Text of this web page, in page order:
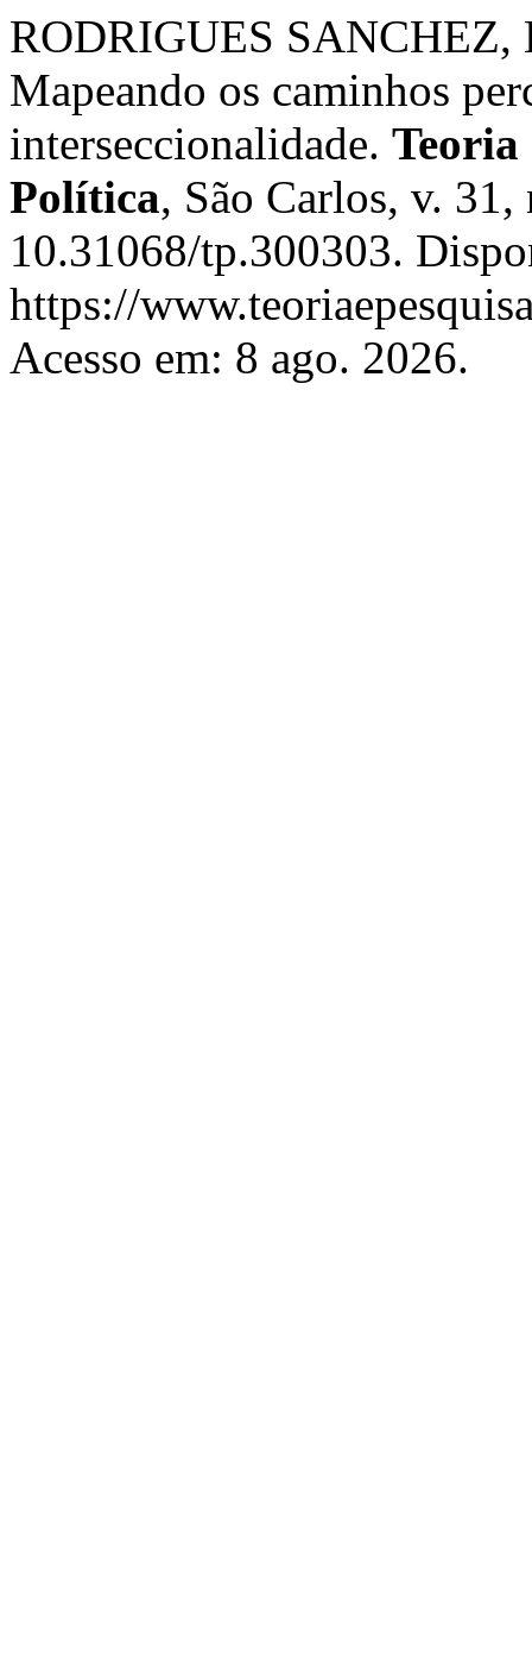
RODRIGUES SANCHEZ,
Mapeando os caminhos
interseccionalidade. Teoria
Política, São Carlos, v.
10.31068/tp.300303.
https://
Acesso em: 8 ago. 2026.